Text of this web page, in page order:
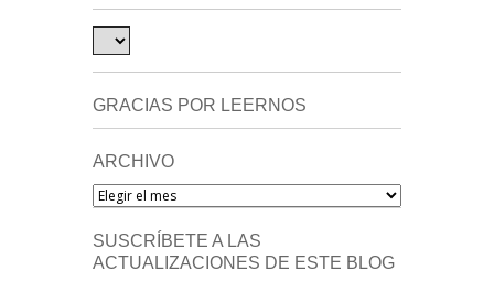
GRACIAS POR LEERNOS
ARCHIVO
Archivo
SUSCRÍBETE A LAS
ACTUALIZACIONES DE ESTE BLOG